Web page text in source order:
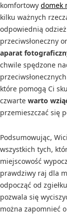
komfortowy domek
kilku ważnych
odpowiednią
przeciwsłoneczny
aparat
chwile spędzone
które pomogą Ci
czwarte warto
przemieszczać się
Podsumowując,
wszystkich tych,
miejscowość
prawdziwy raj dla
odpocząć od
pozwala się
można zapomnieć